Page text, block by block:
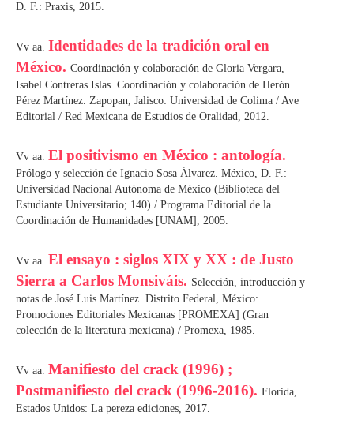
D. F.: Praxis, 2015.
Vv aa. Identidades de la tradición oral en
México. Coordinación y colaboración de Gloria Vergara,
Isabel Contreras Islas. Coordinación y colaboración de Herón
Pérez Martínez. Zapopan, Jalisco: Universidad de Colima / Ave
Editorial / Red Mexicana de Estudios de Oralidad, 2012.
Vv aa. El positivismo en México : antología.
Prólogo y selección de Ignacio Sosa Álvarez. México, D. F.:
Universidad Nacional Autónoma de México (Biblioteca del
Estudiante Universitario; 140) / Programa Editorial de la
Coordinación de Humanidades [UNAM], 2005.
Vv aa. El ensayo : siglos XIX y XX : de Justo
Sierra a Carlos Monsiváis. Selección, introducción y
notas de José Luis Martínez. Distrito Federal, México:
Promociones Editoriales Mexicanas [PROMEXA] (Gran
colección de la literatura mexicana) / Promexa, 1985.
Vv aa. Manifiesto del crack (1996) ;
Postmanifiesto del crack (1996-2016). Florida,
Estados Unidos: La pereza ediciones, 2017.